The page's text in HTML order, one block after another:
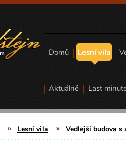
Domů Lesní vila
Aktuálně Last
Lesní vila Vedlejší budova s